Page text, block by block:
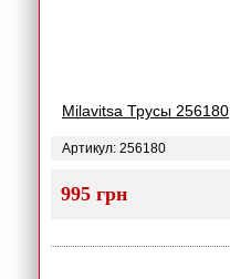
Milavitsa Трусы 256180
Артикул: 256180
995 грн